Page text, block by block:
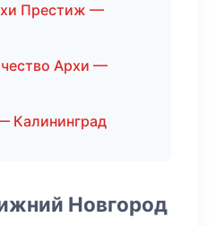
Престиж —
Архи —
Калининград
Новгород